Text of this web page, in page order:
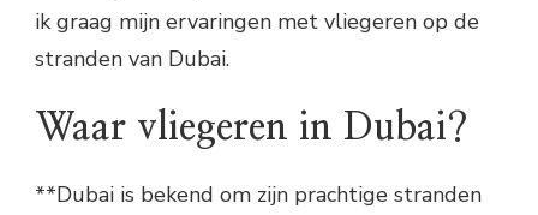
ik graag mijn ervaringen met vliegeren op de
stranden van Dubai.
Waar vliegeren in Dubai?
**Dubai is bekend om zijn prachtige stranden